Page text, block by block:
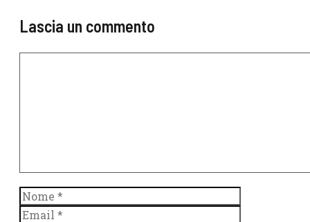
Lascia un commento
Nome
Email